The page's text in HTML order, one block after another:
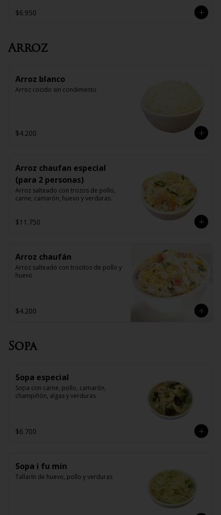
$6.950
Arroz
Arroz blanco
Arroz cocido sin condimento
$4.200
Arroz chaufan especial
(para 2 personas)
Arroz salteado con trozos de pollo,
carne, camarón, huevo y verduras.
$11.750
Arroz chaufán
Arroz salteado con trocitos de pollo y
huevo
$4.200
Sopa
Sopa especial
Sopa con carne, pollo, camarón,
champiñón, algas y verduras
$6.700
Sopa i fu min
Tallarín de huevo, pollo y verduras